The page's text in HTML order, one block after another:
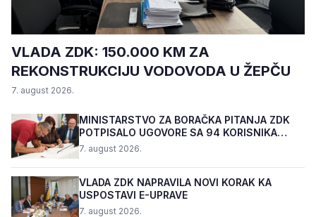
VLADA ZDK: 150.000 KM ZA
REKONSTRUKCIJU VODOVODA U ŽEPČU
7. august 2026.
MINISTARSTVO ZA BORAČKA PITANJA ZDK
POTPISALO UGOVORE SA 94 KORISNIKA
PROGRAMA "BIZNIS PL...
7. august 2026.
VLADA ZDK NAPRAVILA NOVI KORAK KA
USPOSTAVI E-UPRAVE
7. august 2026.